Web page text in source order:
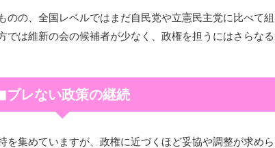
のの、全国レベルではまだ自民党や立憲民主党に比べて組
では維新の会の候補者が少なく、政権を担うにはさらなる
ブレない政策の継続
を集めていますが、政権に近づくほど妥協や調整が求めら